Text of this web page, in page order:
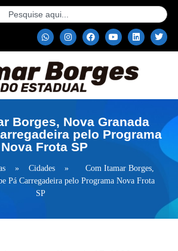
Borges, Nova Granada
pelo Programa
Nova Frota SP
» Cidades »
Com Itamar Borges,
Pá Carregadeira pelo Programa Nova Frota
SP